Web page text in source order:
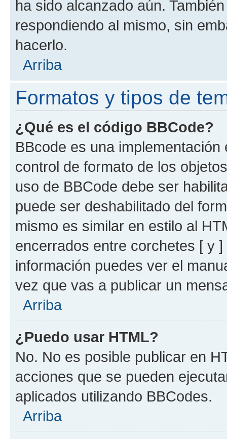
ha sido alcanzado aún.
respondiendo al mismo, sin
hacerlo.
Arriba
Formatos y tipos de
¿Qué es el código BBCode?
BBcode es una
control de formato de los
uso de BBCode debe ser
puede ser deshabilitado del
mismo es similar en estilo al
encerrados entre corchetes [ y
información puedes ver el
vez que vas a publicar un
Arriba
¿Puedo usar HTML?
No. No es posible publicar en
acciones que se pueden
aplicados utilizando BBCodes.
Arriba